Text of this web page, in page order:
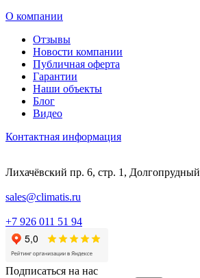
О компании
Отзывы
Новости компании
Публичная оферта
Гарантии
Наши объекты
Блог
Видео
Контактная информация
Лихачёвский пр. 6, стр. 1, Долгопрудный
sales@climatis.ru
+7 926 011 51 94
Подписаться на нас